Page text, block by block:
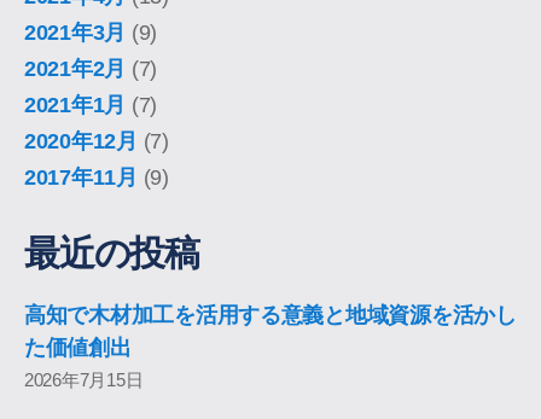
2021年3月 (9)
2021年2月 (7)
2021年1月 (7)
2020年12月 (7)
2017年11月 (9)
最近の投稿
高知で木材加工を活用する意義と地域資源を活かし
た価値創出
2026年7月15日